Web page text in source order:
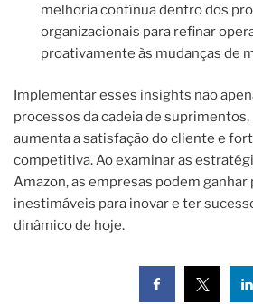
melhoria contínua dentro dos
organizacionais para refinar
proativamente às mudanças de
Implementar esses insights não
processos da cadeia de
aumenta a satisfação do cliente e
competitiva. Ao examinar as
Amazon, as empresas podem
inestimáveis para inovar e ter
dinâmico de hoje.